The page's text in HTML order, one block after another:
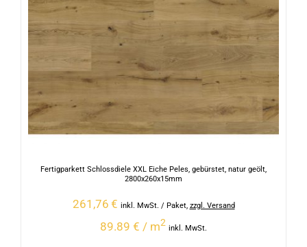
Fertigparkett Schlossdiele XXL Eiche Peles, gebürstet, natur geölt,
2800x260x15mm
261,76 € inkl. MwSt. / Paket, zzgl. Versand
89.89 € / m2
inkl. MwSt.